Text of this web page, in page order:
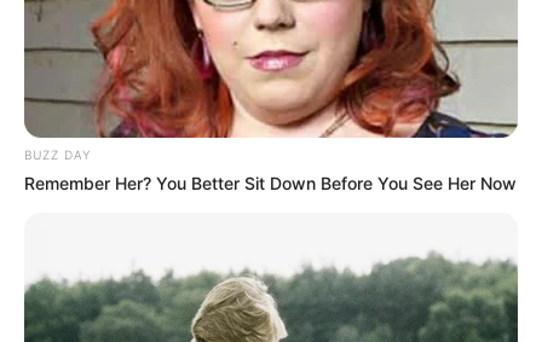
BUZZ DAY
Remember Her? You Better Sit Down Before You See Her Now